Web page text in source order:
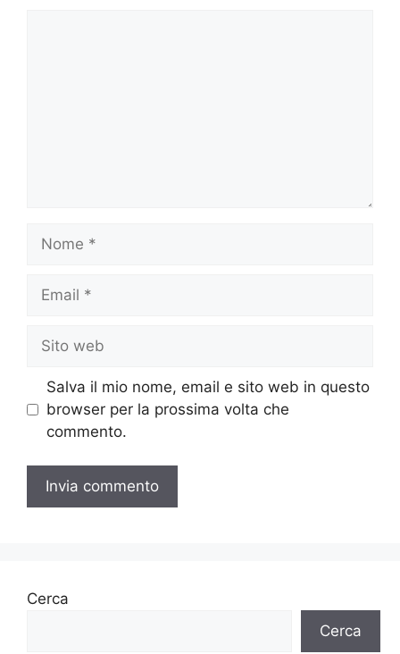
web
Salva il mio nome, email e sito web in questo
browser per la prossima volta che
commento.
Cerca
Cerca